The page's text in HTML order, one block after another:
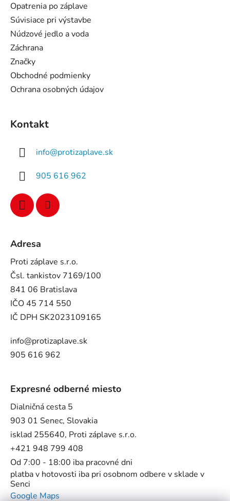
Opatrenia po záplave
Súvisiace pri výstavbe
Núdzové jedlo a voda
Záchrana
Značky
Obchodné podmienky
Ochrana osobných údajov
Kontakt
info@protizaplave.sk
905 616 962
Adresa
Proti záplave s.r.o.
Čsl. tankistov 7169/100
841 06 Bratislava
IČO 45 714 550
IČ DPH SK2023109165
info@protizaplave.sk
905 616 962
Expresné odberné miesto
Dialničná cesta 5
903 01 Senec, Slovakia
isklad 255640, Proti záplave s.r.o.
+421 948 799 408
Od 7:00 - 18:00 iba pracovné dni
platba v hotovosti iba pri osobnom odbere v sklade v
Senci
Google Maps